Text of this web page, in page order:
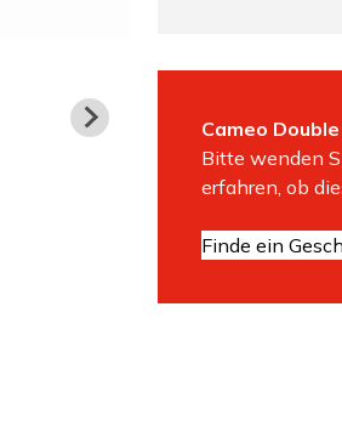
Cameo
Bitte wenden
erfahren, ob
Finde ein